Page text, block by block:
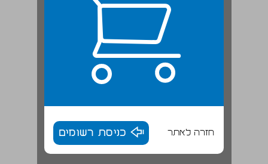
חזרה לאתר כניסת רשומים